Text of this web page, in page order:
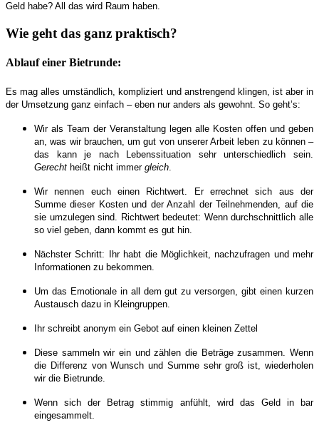
Geld habe? All das wird Raum haben.
Wie geht das ganz praktisch?
Ablauf einer Bietrunde:
Es mag alles umständlich, kompliziert und anstrengend klingen, ist aber in
der Umsetzung ganz einfach – eben nur anders als gewohnt. So geht’s:
Wir als Team der Veranstaltung legen alle Kosten offen und geben
an, was wir brauchen, um gut von unserer Arbeit leben zu können –
das kann je nach Lebenssituation sehr unterschiedlich sein.
Gerecht heißt nicht immer gleich
Wir nennen euch einen Richtwert. Er errechnet sich aus der
Summe dieser Kosten und der Anzahl der Teilnehmenden, auf die
sie umzulegen sind. Richtwert bedeutet: Wenn durchschnittlich alle
so viel geben, dann kommt es gut hin.
Nächster Schritt: Ihr habt die Möglichkeit, nachzufragen und mehr
Informationen zu bekommen.
Um das Emotionale in all dem gut zu versorgen, gibt einen kurzen
Austausch dazu in Kleingruppen.
Ihr schreibt anonym ein Gebot auf einen kleinen Zettel
Diese sammeln wir ein und zählen die Beträge zusammen. Wenn
die Differenz von Wunsch und Summe sehr groß ist, wiederholen
wir die Bietrunde.
Wenn sich der Betrag stimmig anfühlt, wird das Geld in bar
eingesammelt.